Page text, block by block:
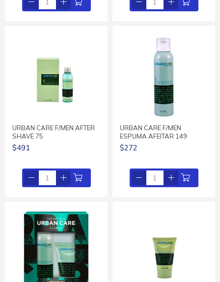
URBAN CARE F/MEN AFTER
SHAVE 75
$491
URBAN CARE F/MEN
ESPUMA AFEITAR 149
$272